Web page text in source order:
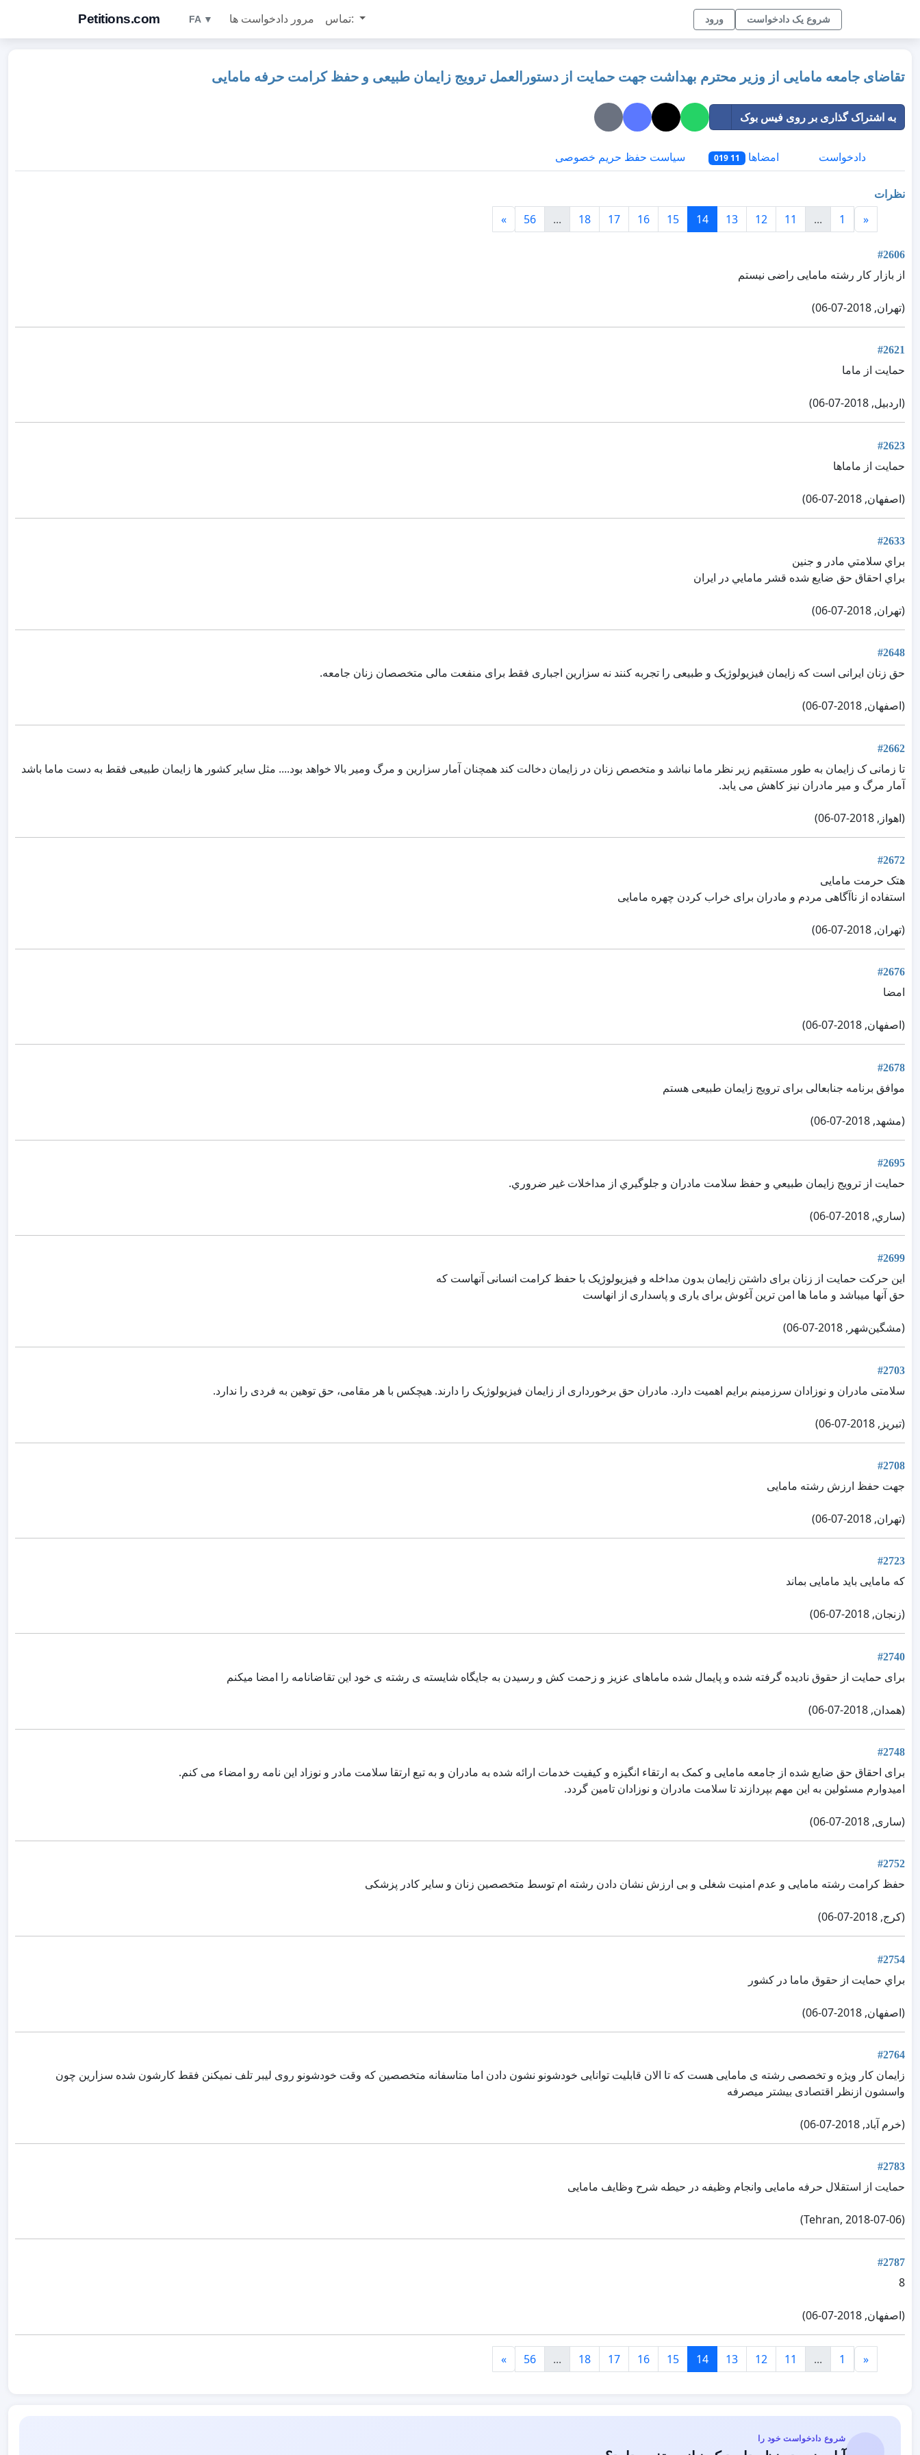
Petitions.com FA ▼ مرور دادخواست ها تماس: ورود شروع یک دادخواست
تقاضای جامعه مامایی از وزیر محترم بهداشت جهت حمایت از دستورالعمل ترویج زایمان طبیعی و حفظ کرامت حرفه مامایی
به اشتراک گذاری بر روی فیس بوک
دادخواست امضاها 11 019 سیاست حفظ حریم خصوصی
نظرات
«
1
...
11
12
13
14
15
16
17
18
...
56
»
#2606
از بازار کار رشته مامایی راضی نیستم
(تهران, 2018-07-06)
#2621
حمایت از ماما
(اردبیل, 2018-07-06)
#2623
حمایت از ماماها
(اصفهان, 2018-07-06)
#2633
براي سلامتي مادر و جنين
براي احقاق حق ضايع شده قشر مامايي در ايران
(تهران, 2018-07-06)
#2648
حق زنان ایرانی است که زایمان فیزیولوژیک و طبیعی را تجربه کنند نه سزارین اجباری فقط برای منفعت مالی متخصصان زنان جامعه.
(اصفهان, 2018-07-06)
#2662
تا زمانی ک زایمان به طور مستقیم زیر نظر ماما نباشد و متخصص زنان در زایمان دخالت کند همچنان آمار سزارین و مرگ ومیر بالا خواهد بود.... مثل سایر کشور ها زایمان طبیعی فقط به دست ماما باشد
آمار مرگ و میر مادران نیز کاهش می یابد.
(اهواز, 2018-07-06)
#2672
هتک حرمت مامایی
استفاده از ناآگاهی مردم و مادران برای خراب کردن چهره مامایی
(تهران, 2018-07-06)
#2676
امضا
(اصفهان, 2018-07-06)
#2678
موافق برنامه جنابعالی برای ترویج زایمان طبیعی هستم
(مشهد, 2018-07-06)
#2695
حمايت از ترويج زايمان طبيعي و حفظ سلامت مادران و جلوگيري از مداخلات غير ضروري.
(ساري, 2018-07-06)
#2699
این حرکت حمایت از زنان برای داشتن زایمان بدون مداخله و فیزیولوژیک با حفظ کرامت انسانی آنهاست که
حق آنها میباشد و ماما ها امن ترین آغوش برای یاری و پاسداری از انهاست
(مشگین‌شهر, 2018-07-06)
#2703
سلامتی مادران و نوزادان سرزمینم برایم اهمیت دارد. مادران حق برخورداری از زایمان فیزیولوژیک را دارند. هیچکس با هر مقامی، حق توهین به فردی را ندارد.
(تبریز, 2018-07-06)
#2708
جهت حفظ ارزش رشته مامایی
(تهران, 2018-07-06)
#2723
که مامایی باید مامایی بماند
(زنجان, 2018-07-06)
#2740
برای حمایت از حقوق نادیده گرفته شده و پایمال شده ماماهای عزیز و زحمت کش و رسیدن به جایگاه شایسته ی رشته ی خود این تقاضانامه را امضا میکنم
(همدان, 2018-07-06)
#2748
برای احقاق حق ضایع شده از جامعه مامایی و کمک به ارتقاء انگیزه و کیفیت خدمات ارائه شده به مادران و به تبع ارتقا سلامت مادر و نوزاد این نامه رو امضاء می کنم.
امیدوارم مسئولین به این مهم بپردازند تا سلامت مادران و نوزادان تامین گردد.
(ساری, 2018-07-06)
#2752
حفظ کرامت رشته مامایی و عدم امنیت شغلی و بی ارزش نشان دادن رشته ام توسط متخصصین زنان و سایر کادر پزشکی
(کرج, 2018-07-06)
#2754
براي حمايت از حقوق ماما در كشور
(اصفهان, 2018-07-06)
#2764
زایمان کار ویژه و تخصصی رشته ی مامایی هست که تا الان قابلیت توانایی خودشونو نشون دادن اما متاسفانه متخصصین که وقت خودشونو روی لیبر تلف نمیکنن فقط کارشون شده سزارین چون
واسشون ازنظر اقتصادی بیشتر میصرفه
(خرم آباد, 2018-07-06)
#2783
حمایت از استقلال حرفه مامایی وانجام وظیفه در حیطه شرح وظایف مامایی
(Tehran, 2018-07-06)
#2787
8
(اصفهان, 2018-07-06)
«
1
...
11
12
13
14
15
16
17
18
...
56
»
شروع دادخواست خود را